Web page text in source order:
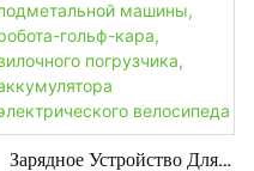
Зарядное Устройство Для